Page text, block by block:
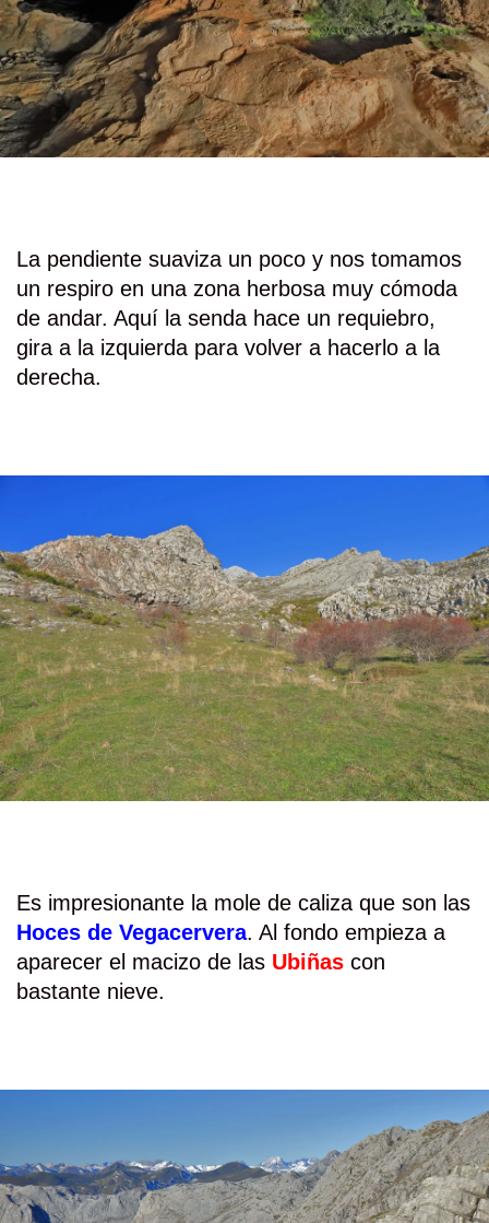
La pendiente suaviza un poco y nos tomamos
un respiro en una zona herbosa muy cómoda
de andar. Aquí la senda hace un requiebro,
gira a la izquierda para volver a hacerlo a la
derecha.
Es impresionante la mole de caliza que son las
Hoces de Vegacervera. Al fondo empieza a
aparecer el macizo de las Ubiñas con
bastante nieve.